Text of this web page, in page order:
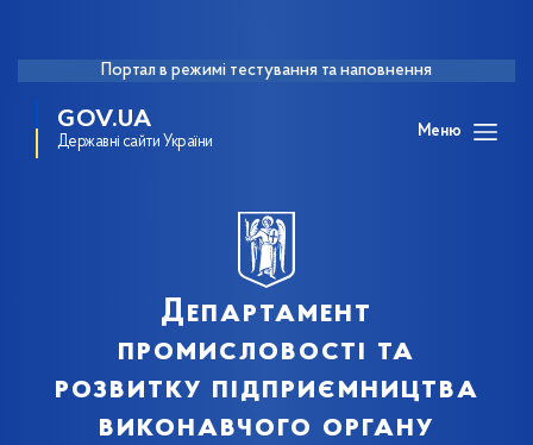
Портал в режимі тестування та наповнення
GOV.UA
Державні сайти України
Меню
Департамент
промисловості та
розвитку підприємництва
виконавчого органу